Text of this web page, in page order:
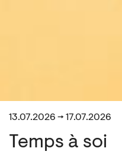
13.07.2026 → 17.07.2026
Temps à soi